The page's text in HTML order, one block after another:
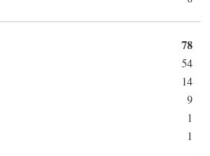
78
54
14
9
1
1